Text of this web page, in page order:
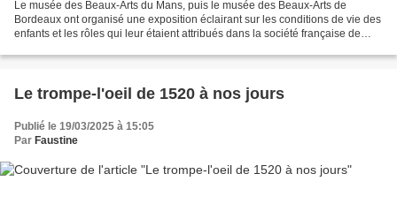
Le musée des Beaux-Arts du Mans, puis le musée des Beaux-Arts de
Bordeaux ont organisé une exposition éclairant sur les conditions de vie des
enfants et les rôles qui leur étaient attribués dans la société française de
Le trompe-l'oeil de 1520 à nos jours
Publié le 19/03/2025 à 15:05
Par Faustine